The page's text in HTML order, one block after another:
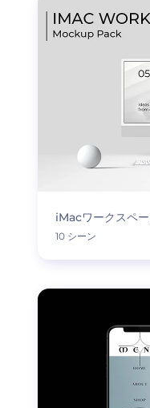
iMacワークスペ
10 シーン